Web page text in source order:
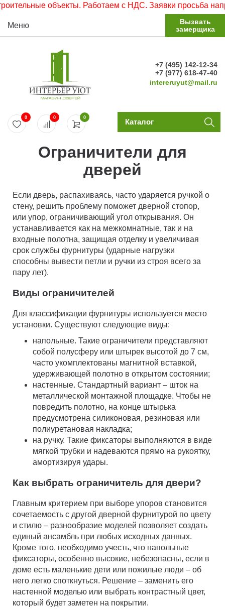
объекты. Работаем с НДС. Заявки просьба
Меню
Вызвать
замерщика
+7 (495) 142-12-34
+7 (977) 618-47-40
intereruyut@mail.ru
0
0 0 Каталог
Ограничители для
дверей
Если дверь, распахиваясь, часто ударяется ручкой о
стену, решить проблему поможет дверной стопор,
или упор, ограничивающий угол открывания. Он
устанавливается как на межкомнатные, так и на
входные полотна, защищая отделку и увеличивая
срок службы фурнитуры (ударные нагрузки
способны вывести петли и ручки из строя всего за
пару лет).
Виды ограничителей
Для классификации фурнитуры используется место
установки. Существуют следующие виды:
напольные. Такие ограничители представляют
собой полусферу или штырек высотой до 7 см,
часто укомплектованы магнитной вставкой,
удерживающей полотно в открытом состоянии;
настенные. Стандартный вариант – шток на
металлической монтажной площадке. Чтобы не
повредить полотно, на конце штырька
предусмотрена силиконовая, резиновая или
полиуретановая накладка;
на ручку. Такие фиксаторы выполняются в виде
мягкой трубки и надеваются прямо на рукоятку,
амортизируя удары.
Как выбрать ограничитель для двери?
Главным критерием при выборе упоров становится
сочетаемость с другой дверной фурнитурой по цвету
и стилю – разнообразие моделей позволяет создать
единый ансамбль при любых исходных данных.
Кроме того, необходимо учесть, что напольные
фиксаторы, особенно высокие, небезопасны, если в
доме есть маленькие дети или пожилые люди – об
него легко споткнуться. Решение – заменить его
настенной моделью или выбрать контрастный цвет,
который будет заметен на покрытии.